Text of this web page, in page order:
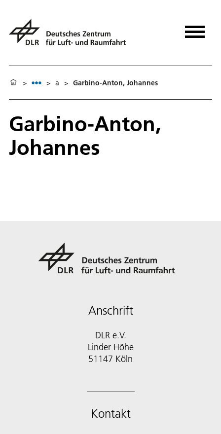
> > a > Garbino-Anton, Johannes
Garbino-Anton,
Johannes
Anschrift
DLR e.V.
Linder Höhe
51147 Köln
Kontakt